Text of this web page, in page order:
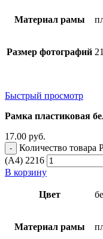
Материал рамы
Размер фотографий
Быстрый просмотр
Рамка пластиковая
17.00 руб.
Количество товара
(А4) 2216
В корзину
Цвет
Материал рамы